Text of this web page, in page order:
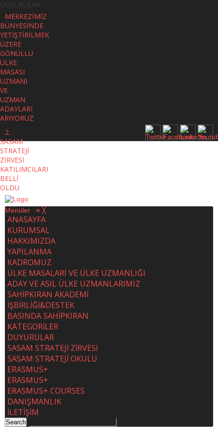
DUYURULAR
MERKEZİMİZ
BÜNYESİNDE
YETİŞTİRİLMEK
ÜZERE
GÖNÜLLÜ
ÜLKE
MASASI
UZMANI
VE
UZMAN
ADAYLARI
ARIYORUZ
2.
SASAM
STRATEJİ
ZİRVESİ
KATILIMCILARI
BELLİ
OLDU
Menüler ≡ ╳
ANASAYFA
KURUMSAL
HAKKIMIZDA
YAPILANMA
KADROMUZ
ÜLKE MASALARI VE ÜLKE UZMANLIĞI
ADAY VE ASIL ÜLKE UZMANLARIMIZ
SAHİPKIRAN AKADEMİ
İŞBİRLİĞİ&DESTEK
BASINDA SAHİPKIRAN
KATEGORİLER
DUYURULAR
SASAM STRATEJİ ZİRVESİ
SASAM STRATEJİ OKULU
ERASMUS+
ERASMUS+
ERASMUS+ COURSES
DANIŞMANLIK
İLETİŞİM